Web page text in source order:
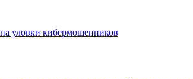
уловки кибермошенников